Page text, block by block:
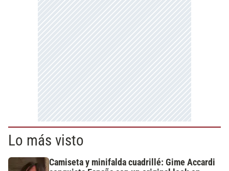
Lo más visto
Camiseta y minifalda cuadrillé: Gime Accardi